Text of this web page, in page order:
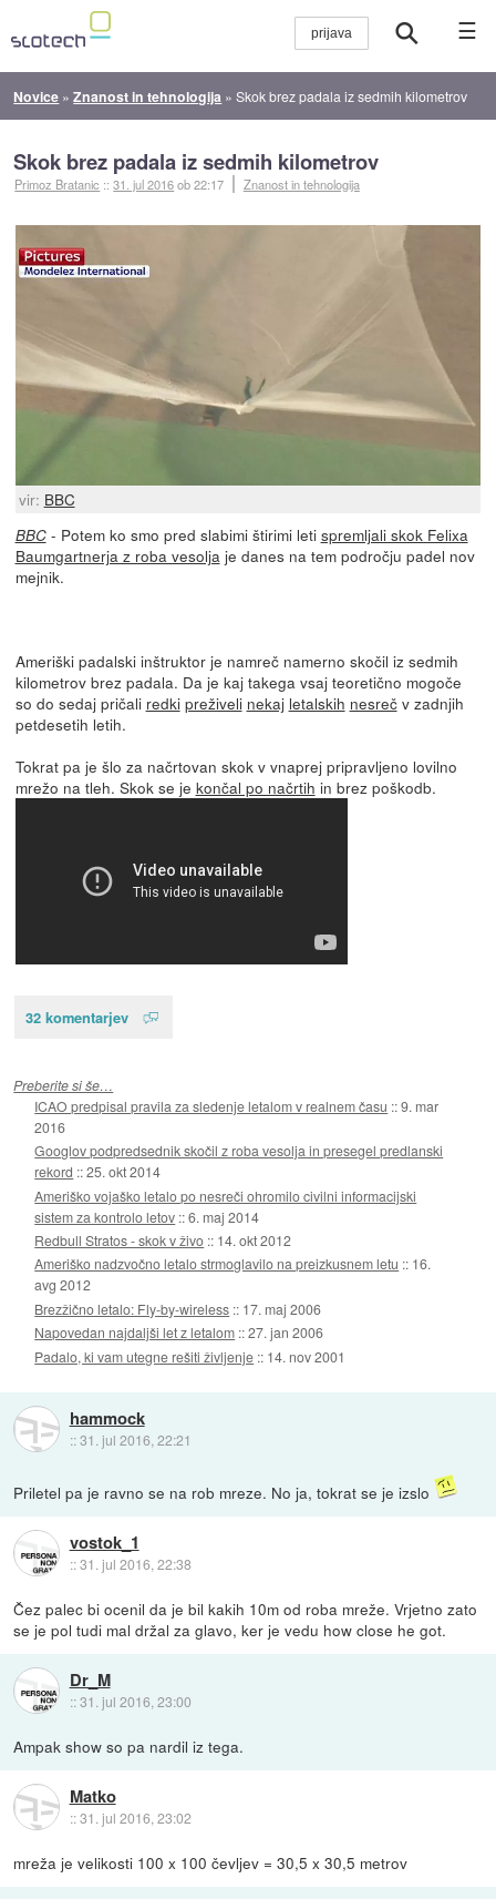
☰
Novice »Znanost in tehnologija »Skok brez padala iz sedmih kilometrov
Skok brez padala iz sedmih kilometrov
Primoz Bratanic ::31. jul 2016ob 22:17 Znanost in tehnologija
vir: BBC
BBC- Potem ko smo pred slabimi štirimi leti spremljali skok Felixa
Baumgartnerja z roba vesoljaje danes na tem področju padel nov
mejnik.
Ameriški padalski inštruktor je namreč namerno skočil iz sedmih
kilometrov brez padala. Da je kaj takega vsaj teoretično mogoče
so do sedaj pričali redki preživeli nekaj letalskih nesrečv zadnjih
petdesetih letih.
Tokrat pa je šlo za načrtovan skok v vnaprej pripravljeno lovilno
mrežo na tleh. Skok se je končal po načrtih in brez poškodb.
32 komentarjev
Preberite si še…
ICAO predpisal pravila za sledenje letalom v realnem času ::9. mar
2016
Googlov podpredsednik skočil z roba vesolja in presegel predlanski
rekord ::25. okt 2014
Ameriško vojaško letalo po nesreči ohromilo civilni informacijski
sistem za kontrolo letov ::6. maj 2014
Redbull Stratos - skok v živo :: 14. okt 2012
Ameriško nadzvočno letalo strmoglavilo na preizkusnem letu :: 16.
avg 2012
Brezžično letalo: Fly-by-wireless :: 17. maj 2006
Napovedan najdaljši let z letalom ::27. jan 2006
Padalo, ki vam utegne rešiti življenje :: 14. nov 2001
hammock
::31. jul 2016, 22:21
Priletel pa je ravno se na rob mreze. No ja, tokrat se je izslo
vostok_1
::31. jul 2016, 22:38
Čez palec bi ocenil da je bil kakih 10m od roba mreže. Vrjetno zato
se je pol tudi mal držal za glavo, ker je vedu how close he got.
Dr_M
::31. jul 2016, 23:00
Ampak show so pa nardil iz tega.
Matko
::31. jul 2016, 23:02
mreža je velikosti 100 x 100 čevljev = 30,5 x 30,5 metrov